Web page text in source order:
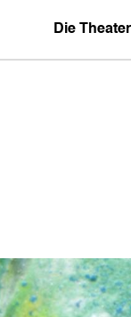
Die Theater